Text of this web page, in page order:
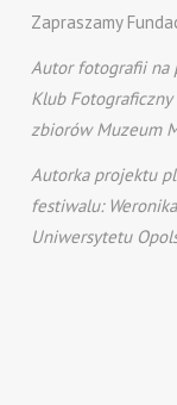
Zapraszamy
Autor fotografii na
Klub Fotograficzny
zbiorów Muzeum
Autorka projektu
festiwalu:
Uniwersytetu